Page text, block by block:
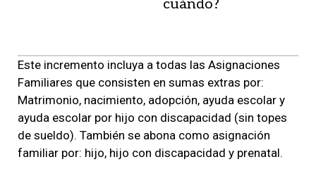
cuándo?
Este incremento incluya a todas las Asignaciones
Familiares que consisten en sumas extras por:
Matrimonio, nacimiento, adopción, ayuda escolar y
ayuda escolar por hijo con discapacidad (sin topes
de sueldo). También se abona como asignación
familiar por: hijo, hijo con discapacidad y prenatal.